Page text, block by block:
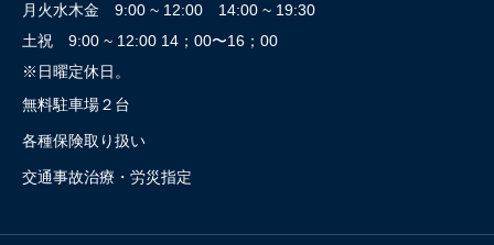
月火水木金 9:00 ~ 12:00 14:00 ~ 19:30
土祝 9:00 ~ 12:00 14；00〜16；00
※日曜定休日。
無料駐車場２台
各種保険取り扱い
交通事故治療・労災指定